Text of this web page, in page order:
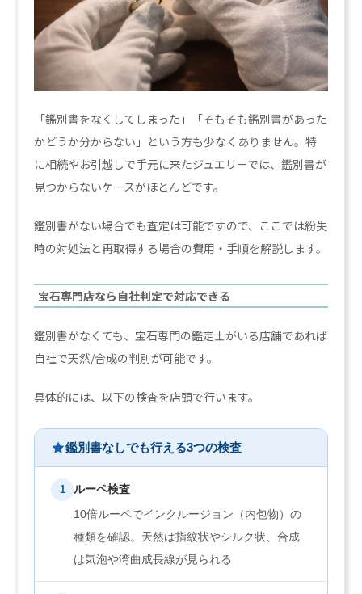
「鑑別書をなくしてしまった」「そもそも鑑別書があった
かどうか分からない」という方も少なくありません。特
に相続やお引越しで手元に来たジュエリーでは、鑑別書が
見つからないケースがほとんどです。
鑑別書がない場合でも査定は可能ですので、ここでは紛失
時の対処法と再取得する場合の費用・手順を解説します。
宝石専門店なら自社判定で対応できる
鑑別書がなくても、宝石専門の鑑定士がいる店舗であれば
自社で天然/合成の判別が可能です。
具体的には、以下の検査を店頭で行います。
鑑別書なしでも行える3つの検査
1
ルーペ検査
10倍ルーペでインクルージョン（内包物）の
種類を確認。天然は指紋状やシルク状、合成
は気泡や湾曲成長線が見られる